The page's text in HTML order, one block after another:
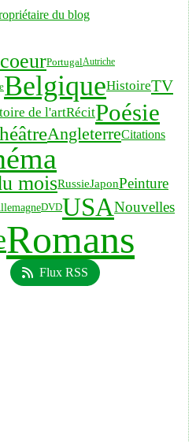
du blog
PortugalAutriche
BelgiqueHistoireTV
de l'artRécitPoésie
AngleterreCitations
moisRussieJaponPeinture
DVDUSANouvelles
Romans
Flux RSS